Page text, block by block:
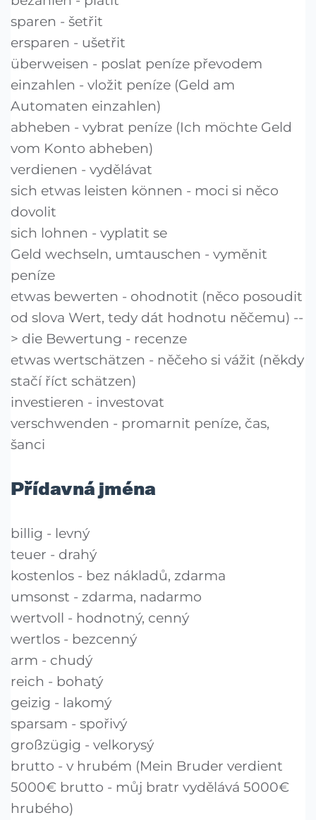
sparen - šetřit
ersparen - ušetřit
überweisen - poslat peníze převodem
einzahlen - vložit peníze (Geld am
Automaten einzahlen)
abheben - vybrat peníze (Ich möchte Geld
vom Konto abheben)
verdienen - vydělávat
sich etwas leisten können - moci si něco
dovolit
sich lohnen - vyplatit se
Geld wechseln, umtauschen - vyměnit
peníze
etwas bewerten - ohodnotit (něco posoudit
od slova Wert, tedy dát hodnotu něčemu) --
> die Bewertung - recenze
etwas wertschätzen - něčeho si vážit (někdy
stačí říct schätzen)
investieren - investovat
verschwenden - promarnit peníze, čas,
šanci
Přídavná jména
billig - levný
teuer - drahý
kostenlos - bez nákladů, zdarma
umsonst - zdarma, nadarmo
wertvoll - hodnotný, cenný
wertlos - bezcenný
arm - chudý
reich - bohatý
geizig - lakomý
sparsam - spořivý
großzügig - velkorysý
brutto - v hrubém (Mein Bruder verdient
5000€ brutto - můj bratr vydělává 5000€
hrubého)